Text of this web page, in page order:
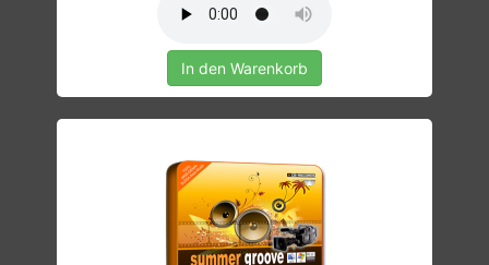
In den Warenkorb